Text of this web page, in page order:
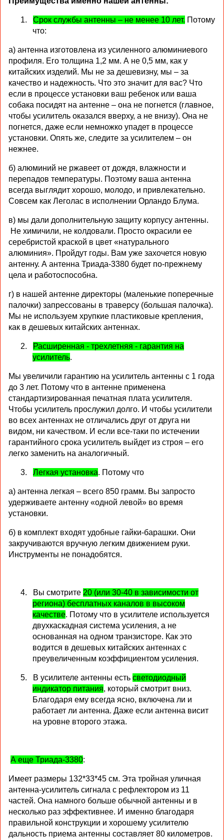
1. Срок службы антенны – не менее 10 лет. Потому
что:
a) антенна изготовлена из усиленного алюминиевого
профиля. Его толщина 1,2 мм. А не 0,5 мм, как у
китайских изделий. Мы не за дешевизну, мы – за
качество и надежность. Что это значит для вас? Что
если в процессе установки ваш ребенок или ваша
собака посидят на антенне – она не погнется (главное,
чтобы усилитель оказался вверху, а не внизу). Она не
погнется, даже если немножко упадет в процессе
установки. Опять же, следите за усилителем – он
нежнее.
б) алюминий не ржавеет от дождя, влажности и
перепадов температуры. Поэтому ваша антенна
всегда выглядит хорошо, молодо, и привлекательно.
Совсем как Леголас в исполнении Орландо Блума.
в) мы дали дополнительную защиту корпусу антенны.
Не химичили, не колдовали. Просто окрасили ее
серебристой краской в цвет «натурального
алюминия». Пройдут годы. Вам уже захочется новую
антенну. А антенна Триада-3380 будет по-прежнему
цела и работоспособна.
г) в нашей антенне директоры (маленькие поперечные
палочки) запрессованы в траверсу (большая палочка).
Мы не используем хрупкие пластиковые крепления,
как в дешевых китайских антеннах.
2.
Расширенная - трехлетняя - гарантия на
усилитель.
Мы увеличили гарантию на усилитель антенны с 1 года
до 3 лет. Потому что в антенне применена
стандартизированная печатная плата усилителя.
Чтобы усилитель прослужил долго. И чтобы усилители
во всех антеннах не отличались друг от друга ни
видом, ни качеством. И если все-таки по истечении
гарантийного срока усилитель выйдет из строя – его
легко заменить на аналогичный.
3. Легкая установка. Потому что
а) антенна легкая – всего 850 грамм. Вы запросто
удерживаете антенну «одной левой» во время
установки.
б) в комплект входят удобные гайки-барашки. Они
закручиваются вручную легким движением руки.
Инструменты не понадобятся.
4. Вы смотрите 20 (или 30-40 в зависимости от
региона) бесплатных каналов в высоком
качестве. Потому что в усилителе используется
двухкаскадная система усиления, а не
основанная на одном транзисторе. Как это
водится в дешевых китайских антеннах с
преувеличенным коэффициентом усиления.
5. В усилителе антенны есть светодиодный
индикатор питания, который смотрит вниз.
Благодаря ему всегда ясно, включена ли и
работает ли антенна. Даже если антенна висит
на уровне второго этажа.
А еще Триада-3380:
Имеет размеры 132*33*45 см. Эта тройная уличная
антенна-усилитель сигнала с рефлектором из 11
частей. Она намного больше обычной антенны и в
несколько раз эффективнее. И именно благодаря
правильной конструкции и хорошему усилителю
дальность приема антенны составляет 80 километров.